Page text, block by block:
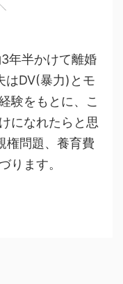
年半かけて離婚
はDV(暴力)とモ
験をもとに、こ
になれたらと思
権問題、養育費
ります。